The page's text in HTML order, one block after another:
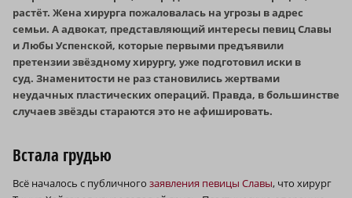
растёт. Жена хирурга пожаловалась на угрозы в адрес
семьи. А адвокат, представляющий интересы певиц Славы
и Любы Успенской, которые первыми предъявили
претензии звёздному хирургу, уже подготовил иски в
суд. Знаменитости не раз становились жертвами
неудачных пластических операций. Правда, в большинстве
случаев звёзды стараются это не афишировать.
Встала грудью
Всё началось с публичного заявления певицы Славы, что хирург